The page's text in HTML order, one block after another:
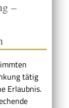
–
tätig
Erlaubnis.